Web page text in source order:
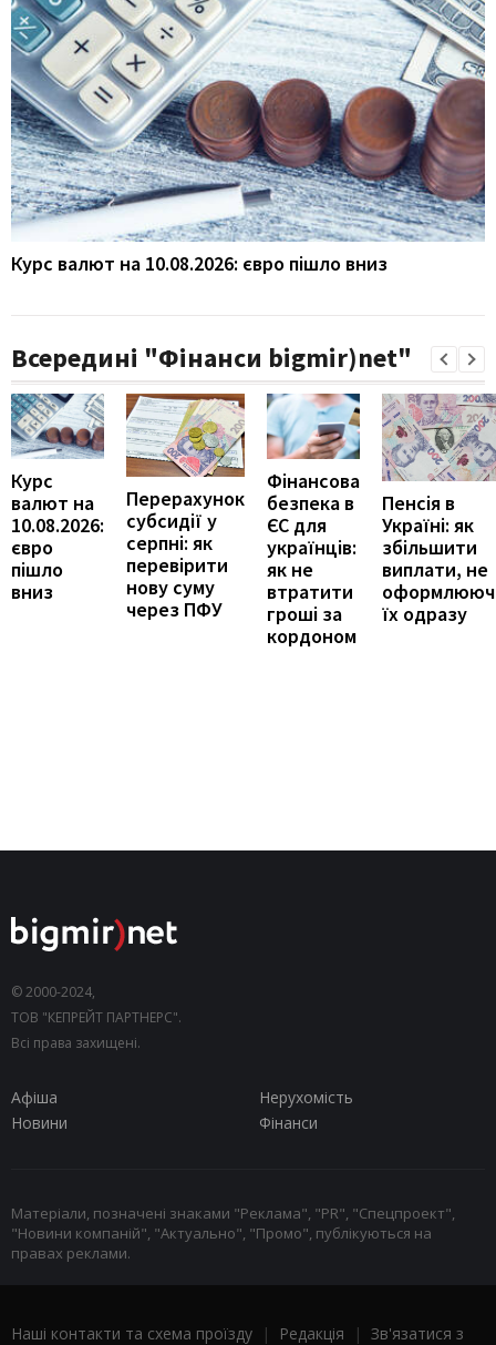
Курс валют на 10.08.2026: євро пішло вниз
Всередині "Фінанси bigmir)net"
Курс
валют на
10.08.2026:
євро
пішло
вниз
Перерахунок
субсидії у
серпні: як
перевірити
нову суму
через ПФУ
Фінансова
безпека в
ЄС для
українців:
як не
втратити
гроші за
кордоном
Пенсія в
Україні: як
збільшити
виплати, не
їх одразу
© 2000-2024,
ТОВ "КЕПРЕЙТ ПАРТНЕРС".
Всі права захищені.
Афіша
Нерухомість
Новини
Фінанси
Матеріали, позначені знаками "Реклама", "PR", "Спецпроект",
"Новини компаній", "Актуально", "Промо", публікуються на
правах реклами.
Наші контакти та схема проїзду | Редакція | Зв'язатися з